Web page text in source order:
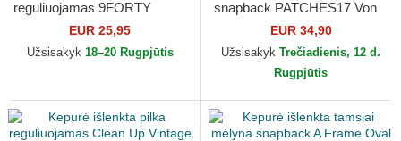
reguliuojamas 9FORTY
League Essential Detroit
Tigers MLB New Era
EUR 25,95
Užsisakyk 18–20 Rugpjūtis
snapback PATCHES17 Von
EUR 34,90
Užsisakyk Trečiadienis, 12 d.
Rugpjūtis